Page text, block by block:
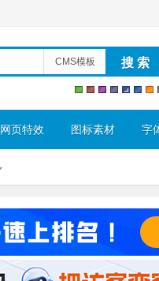
CMS模板
网页特效 图标素材 字